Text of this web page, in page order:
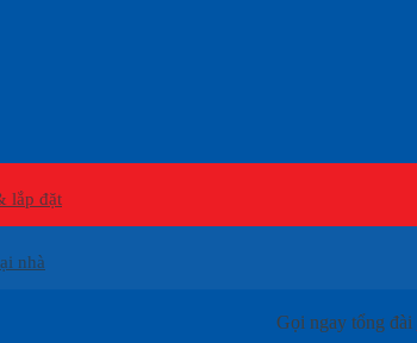
Gọi ngay tổng đài